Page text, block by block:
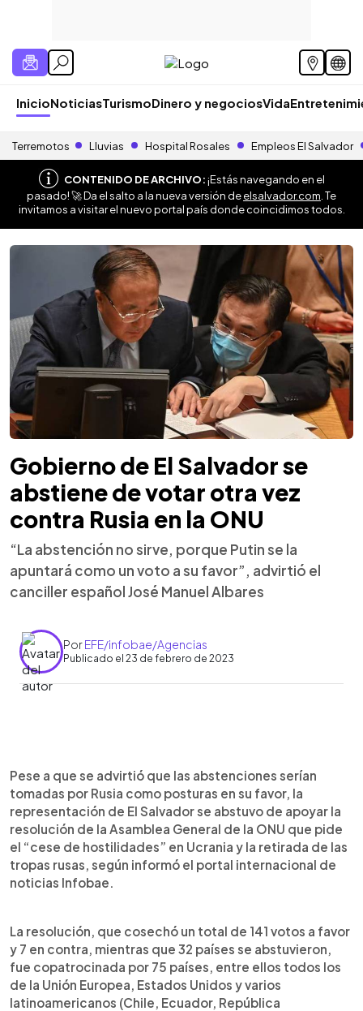
InicioNoticiasTurismoDinero y negociosVida
Terremotos Lluvias Hospital Rosales Empleos El Salvador
CONTENIDO DE ARCHIVO:¡Estás navegando en el
pasado! 🚀 Da el salto a la nueva versión deelsalvador.com . Te
invitamos a visitar el nuevo portal país donde coincidimos todos.
Gobierno de El Salvador se
abstiene de votar otra vez
contra Rusia en la ONU
“La abstención no sirve, porque Putin se la
apuntará como un voto a su favor”, advirtió el
canciller español José Manuel Albares
PorEFE/infobae/Agencias
Publicado el 23 de febrero de 2023
Pese a que se advirtió que las abstenciones serían
tomadas por Rusia como posturas en su favor, la
representación de El Salvador se abstuvo de apoyar la
resolución de la Asamblea General de la ONU que pide
el “cese de hostilidades” en Ucrania y la retirada de las
tropas rusas, según informó el portal internacional de
noticias Infobae.
La resolución, que cosechó un total de 141 votos a favor
y 7 en contra, mientras que 32 países se abstuvieron,
fue copatrocinada por 75 países, entre ellos todos los
de la Unión Europea, Estados Unidos y varios
latinoamericanos (Chile, Ecuador, República